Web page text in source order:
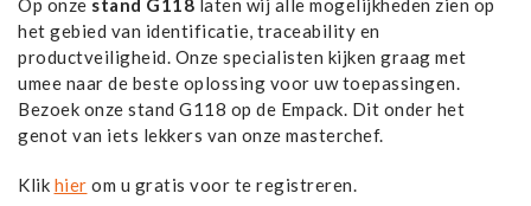
Op onze stand G118 laten wij alle mogelijkheden zien op
het gebied van identificatie, traceability en
productveiligheid. Onze specialisten kijken graag met
umee naar de beste oplossing voor uw toepassingen.
Bezoek onze stand G118 op de Empack. Dit onder het
genot van iets lekkers van onze masterchef.
Klik hier om u gratis voor te registreren.